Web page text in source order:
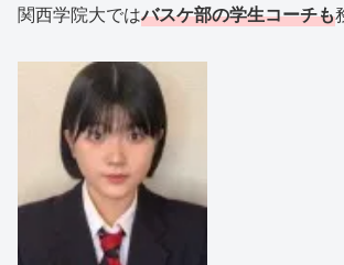
関西学院大ではバスケ部の学生コーチも